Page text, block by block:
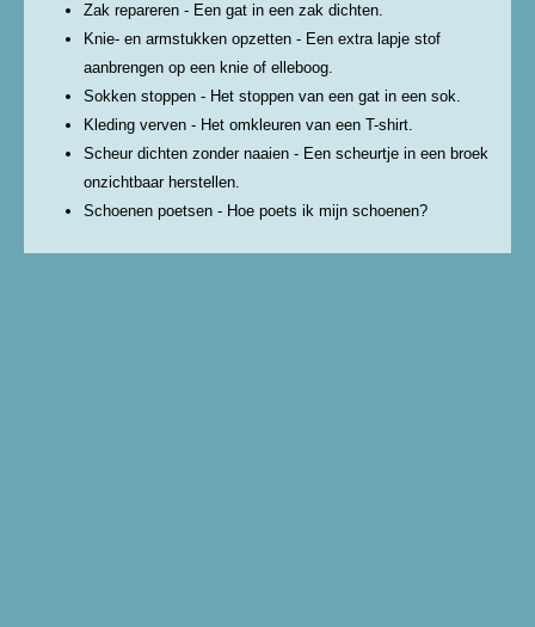
Zak repareren - Een gat in een zak dichten.
Knie- en armstukken opzetten - Een extra lapje stof
aanbrengen op een knie of elleboog.
Sokken stoppen - Het stoppen van een gat in een sok.
Kleding verven - Het omkleuren van een T-shirt.
Scheur dichten zonder naaien - Een scheurtje in een broek
onzichtbaar herstellen.
Schoenen poetsen - Hoe poets ik mijn schoenen?